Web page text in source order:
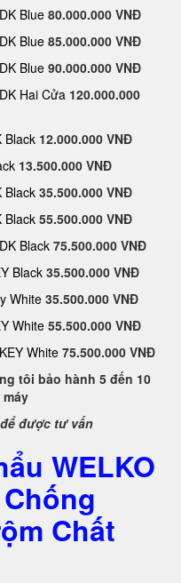
Blue 80.000.000 VNĐ
Blue 85.000.000 VNĐ
Blue 90.000.000 VNĐ
Hai Cửa 120.000.000
Black 12.000.000 VNĐ
13.500.000 VNĐ
Black 35.500.000 VNĐ
Black 55.500.000 VNĐ
Black75.500.000 VNĐ
Black 35.500.000 VNĐ
White 35.500.000 VNĐ
White 55.500.000 VNĐ
White 75.500.000 VNĐ
tôi bảo hành 5 đến 10
được tư vấn
WELKO
Chất